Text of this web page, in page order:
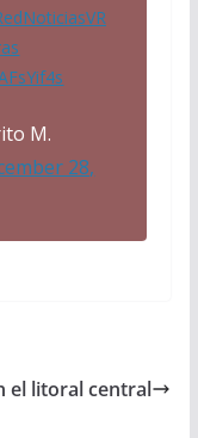
M.
28,
el litoral central